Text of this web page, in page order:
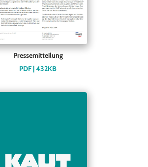
Pressemitteilung
PDF | 432KB